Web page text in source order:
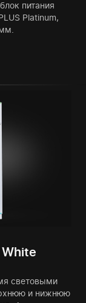
питания
Platinum,
White
световыми
и нижнюю